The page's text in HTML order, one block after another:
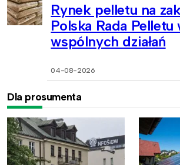
Rynek pelletu na
Polska Rada Pelletu
wspólnych działań
04-08-2026
Dla prosumenta